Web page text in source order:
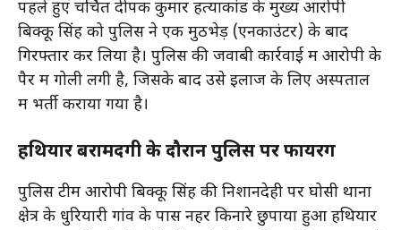
पहले हुए चर्चित दीपक कुमार हत्याकांड के मुख्य आरोपी
बिक्कू सिंह को पुलिस ने एक मुठभेड़ (एनकाउंटर) के बाद
गिरफ्तार कर लिया है। पुलिस की जवाबी कार्रवाई में आरोपी के
पैर में गोली लगी है, जिसके बाद उसे इलाज के लिए अस्पताल
में भर्ती कराया गया है।
हथियार बरामदगी के दौरान पुलिस पर फायरिंग
पुलिस टीम आरोपी बिक्कू सिंह की निशानदेही पर घोसी थाना
क्षेत्र के धुरियारी गांव के पास नहर किनारे छुपाया हुआ हथियार